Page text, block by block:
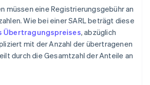
müssen eine Registrierungsgebühr an
Wie bei einer SARL beträgt diese
Übertragungspreises, abzüglich
mit der Anzahl der übertragenen
durch die Gesamtzahl der Anteile an